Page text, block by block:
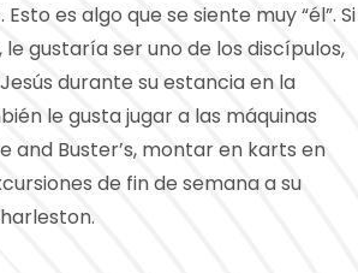
es algo que se siente muy “él”. Si
le gustaría ser uno de los discípulos,
durante su estancia en la
le gusta jugar a las máquinas
and Buster’s, montar en karts en
de fin de semana a su